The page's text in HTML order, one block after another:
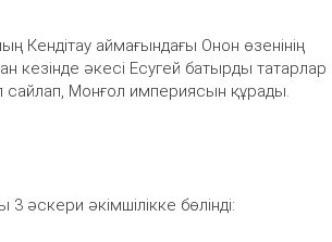
Кендітау аймағындағы Онон өзенінің
кезінде әкесі Есугей батырды татарлар
сайлап, Монғол империясын құрады.
әкімшілікке бөлінді: